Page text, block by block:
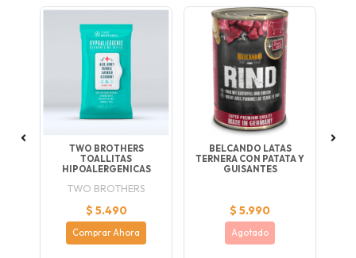
TWO BROTHERS
TOALLITAS
HIPOALERGENICAS
TWO BROTHERS
$ 5.490
Comprar Ahora
BELCANDO LATAS
TERNERA CON PATATA Y
GUISANTES
$ 5.990
Agotado